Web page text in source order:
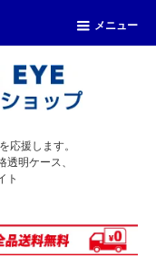
メニュー
応援します。
明ケース、
ト